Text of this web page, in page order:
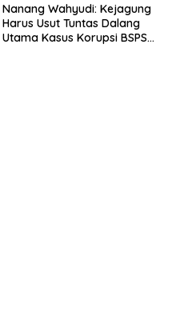
Nanang Wahyudi: Kejagung
Harus Usut Tuntas Dalang
Utama Kasus Korupsi BSPS